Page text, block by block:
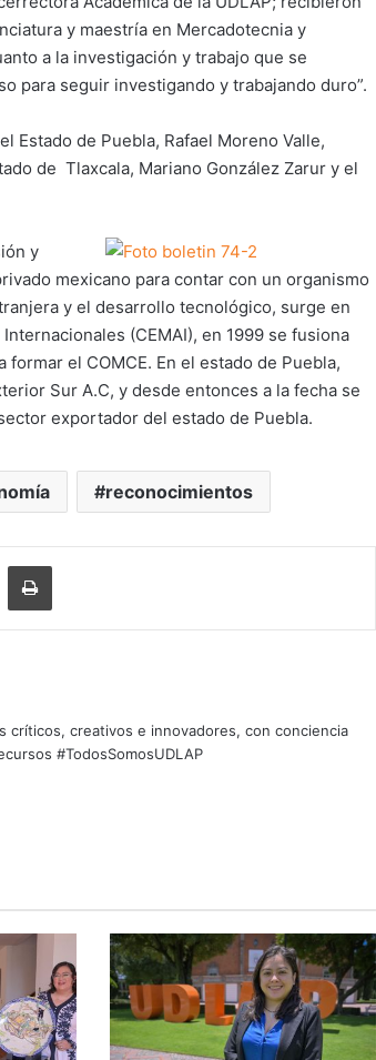
y maestría en Mercadotecnia y
a la investigación y trabajo que se
para seguir investigando y trabajando duro”.
Estado de Puebla, Rafael Moreno Valle,
de Tlaxcala, Mariano González Zarur y el
y
mexicano para contar con un organismo
y el desarrollo tecnológico, surge en
(CEMAI), en 1999 se fusiona
el COMCE. En el estado de Puebla,
Sur A.C, y desde entonces a la fecha se
exportador del estado de Puebla.
reconocimientos
via Email Print
críticos, creativos e innovadores, con conciencia
#TodosSomosUDLAP